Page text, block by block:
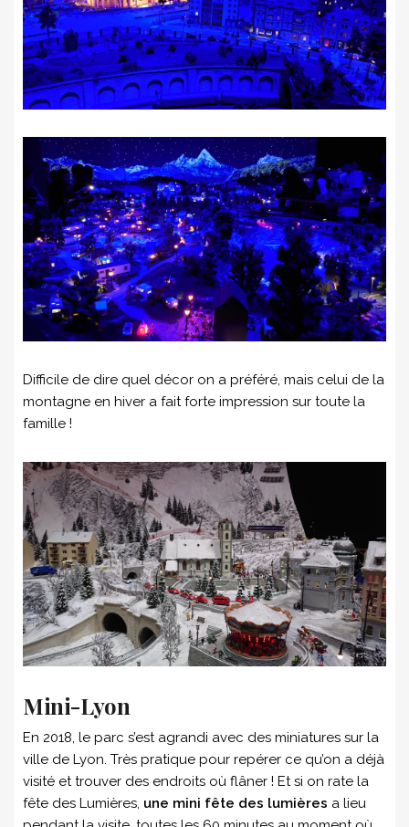
Difficile de dire quel décor on a préféré, mais celui de la
montagne en hiver a fait forte impression sur toute la
famille !
Mini-Lyon
En 2018, le parc s’est agrandi avec des miniatures sur la
ville de Lyon. Très pratique pour repérer ce qu’on a déjà
visité et trouver des endroits où flâner ! Et si on rate la
fête des Lumières, une mini fête des lumières a lieu